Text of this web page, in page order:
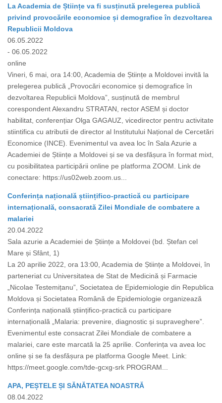
La Academia de Științe va fi susținută prelegerea publică
privind provocările economice și demografice în dezvoltarea
Republicii Moldova
06.05.2022
- 06.05.2022
online
Vineri, 6 mai, ora 14:00, Academia de Științe a Moldovei invită la
prelegerea publică „Provocări economice și demografice în
dezvoltarea Republicii Moldova”, susținută de membrul
corespondent Alexandru STRATAN, rector ASEM și doctor
habilitat, conferențiar Olga GAGAUZ, vicedirector pentru activitate
stiintifica cu atributii de director al Institutului Național de Cercetări
Economice (INCE). Evenimentul va avea loc în Sala Azurie a
Academiei de Științe a Moldovei și se va desfășura în format mixt,
cu posibilitatea participării online pe platforma ZOOM. Link de
conectare: https://us02web.zoom.us...
Conferința națională științifico-practică cu participare
internațională, consacrată Zilei Mondiale de combatere a
malariei
20.04.2022
Sala azurie a Academiei de Științe a Moldovei (bd. Ștefan cel
Mare și Sfânt, 1)
La 20 aprilie 2022, ora 13:00, Academia de Științe a Moldovei, în
parteneriat cu Universitatea de Stat de Medicină și Farmacie
„Nicolae Testemițanu”, Societatea de Epidemiologie din Republica
Moldova și Societatea Română de Epidemiologie organizează
Conferința națională științifico-practică cu participare
internațională „Malaria: prevenire, diagnostic și supraveghere”.
Evenimentul este consacrat Zilei Mondiale de combatere a
malariei, care este marcată la 25 aprilie. Conferința va avea loc
online și se fa desfășura pe platforma Google Meet. Link:
https://meet.google.com/tde-gcxg-srk PROGRAM...
APA, PEȘTELE ȘI SĂNĂTATEA NOASTRĂ
08.04.2022